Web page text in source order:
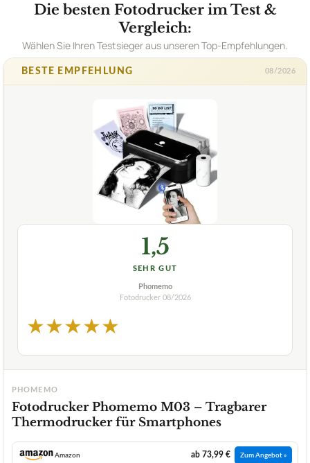
Die besten Fotodrucker im Test &
Vergleich:
Wählen Sie Ihren Testsieger aus unseren Top-Empfehlungen.
BESTE EMPFEHLUNG 08/2026
1,5
SEHR GUT
Phomemo
Fotodrucker 08/2026
★★★★★
PHOMEMO
Fotodrucker Phomemo M03 – Tragbarer
Thermodrucker für Smartphones
Amazon ab 73,99 € Zum Angebot »